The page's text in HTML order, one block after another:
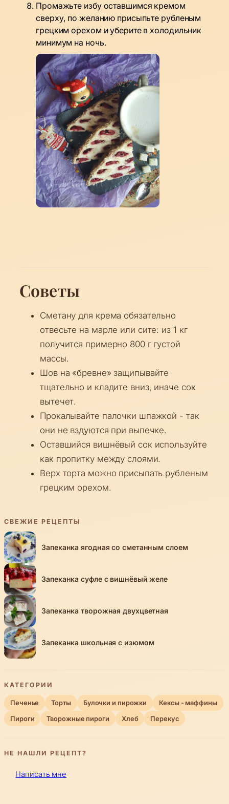
Промажьте избу оставшимся кремом
сверху, по желанию присыпьте рубленым
грецким орехом и уберите в холодильник
минимум на ночь.
Советы
Сметану для крема обязательно
отвесьте на марле или сите: из 1 кг
получится примерно 800 г густой
массы.
Шов на «бревне» защипывайте
тщательно и кладите вниз, иначе сок
вытечет.
Прокалывайте палочки шпажкой - так
они не вздуются при выпечке.
Оставшийся вишнёвый сок используйте
как пропитку между слоями.
Верх торта можно присыпать рубленым
грецким орехом.
СВЕЖИЕ РЕЦЕПТЫ
Запеканка ягодная со сметанным слоем
Запеканка суфле с вишнёвый желе
Запеканка творожная двухцветная
Запеканка школьная с изюмом
КАТЕГОРИИ
Печенье Торты Булочки и пирожки Кексы - маффины
Пироги Творожные пироги Хлеб Перекус
НЕ НАШЛИ РЕЦЕПТ?
Написать мне